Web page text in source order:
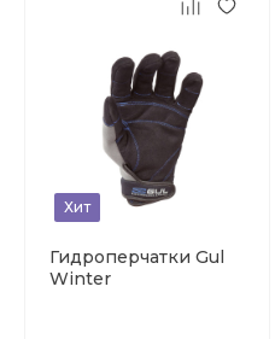
Хит
Гидроперчатки Gul
Winter